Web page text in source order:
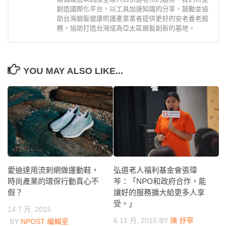
創造國際化平台，以工具加速知識的分享，鼓勵並協
助台灣銀髮健康照護產業業者提供更好的安老養老服
務，協助打造台灣成為亞太區銀髮創新的基地。
YOU MAY ALSO LIKE...
愛迪達用流刺網做運動鞋，
時尚產業的環保行動真心不
假？
14 7 月, 2015
BY NPOST 編輯室
弘道老人福利基金會張瑋
芩：「NPO和政府合作，能
讓好的服務擴大給更多人享
受。」
6 11 月, 2015 BY 陳 妤寧